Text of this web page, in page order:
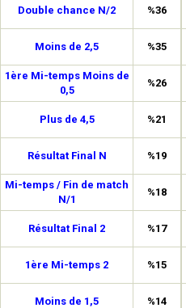
Double chance N/2 %36
Moins de 2,5 %35
1ère Mi-temps Moins de
0,5
%26
Plus de 4,5 %21
Résultat Final N %19
Mi-temps / Fin de match
N/1
%18
Résultat Final 2 %17
1ère Mi-temps 2 %15
Moins de 1,5 %14